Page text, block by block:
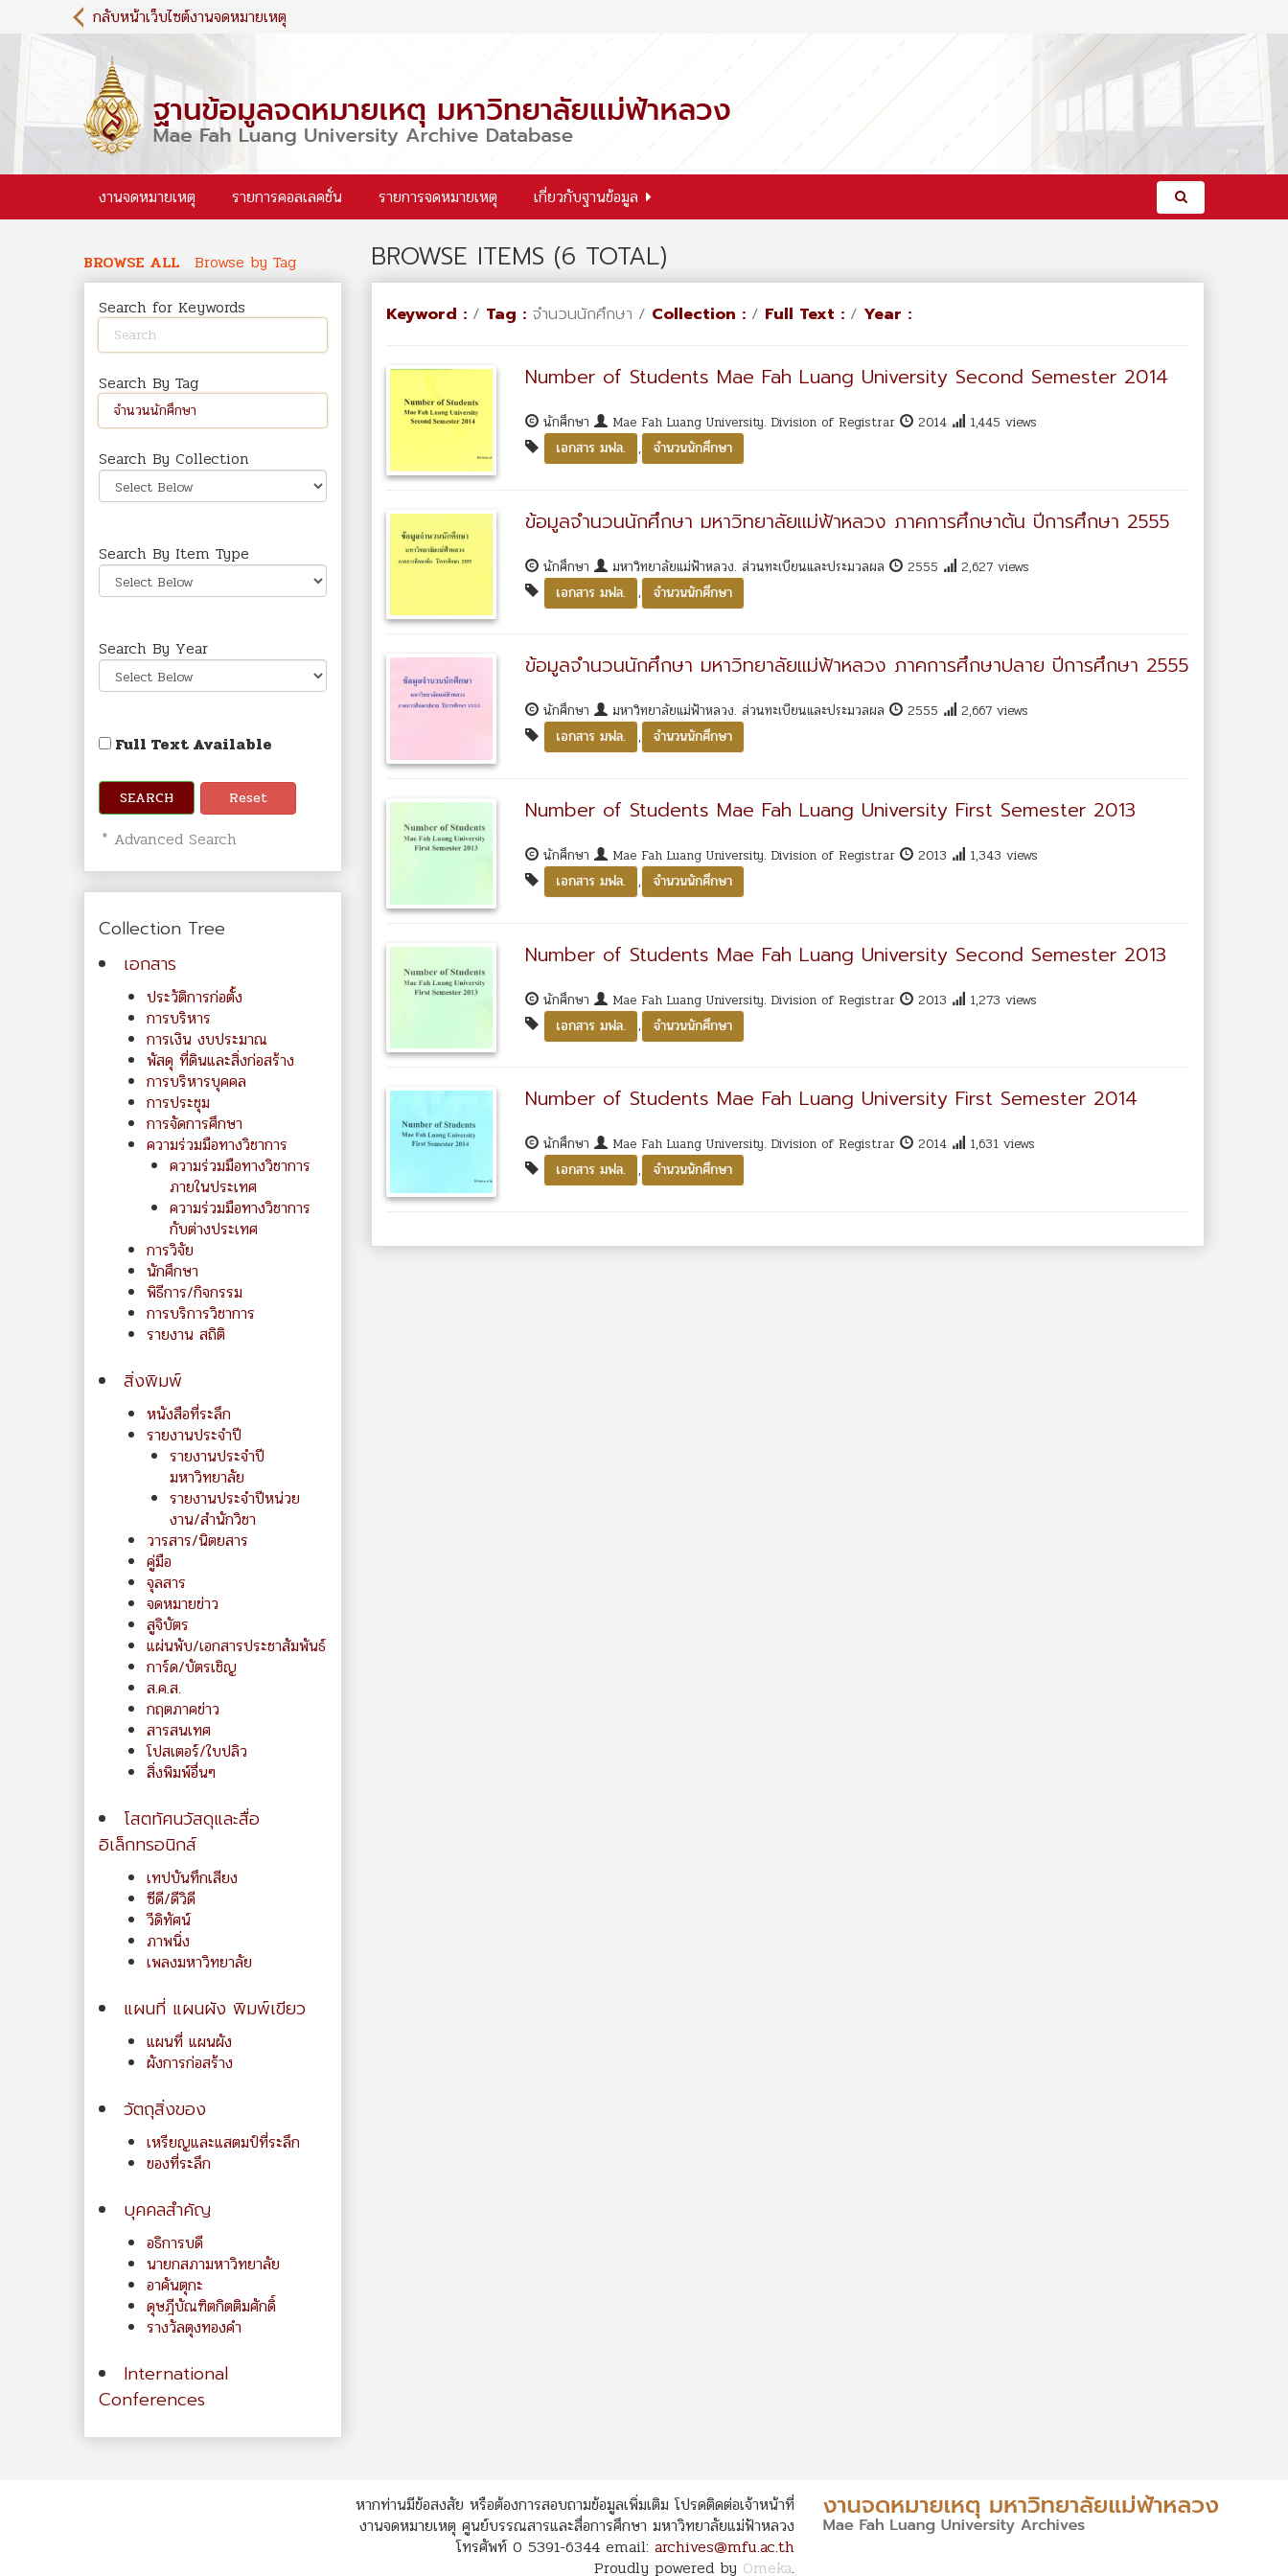
i
c
กลับหน้าเว็บไซต์งานจดหมายเหตุ
งานจดหมายเหตุ รายการคอลเลคชั่น รายการจดหมายเหตุ เกี่ยวกับฐานข้อมูล
BROWSE ALL Browse by Tag BROWSE ITEMS (6 TOTAL)
Search for Keywords
Search By Tag
Search By Collection
Search By Item Type
Search By Year
Full Text Available
SEARCH Reset
* Advanced Search
Collection Tree
เอกสาร
ประวัติการก่อตั้ง
การบริหาร
การเงิน งบประมาณ
พัสดุ ที่ดินและสิ่งก่อสร้าง
การบริหารบุคคล
การประชุม
การจัดการศึกษา
ความร่วมมือทางวิชาการ
ความร่วมมือทางวิชาการ
ภายในประเทศ
ความร่วมมือทางวิชาการ
กับต่างประเทศ
การวิจัย
นักศึกษา
พิธีการ/กิจกรรม
การบริการวิชาการ
รายงาน สถิติ
สิ่งพิมพ์
หนังสือที่ระลึก
รายงานประจำปี
รายงานประจำปี
มหาวิทยาลัย
รายงานประจำปีหน่วย
งาน/สำนักวิชา
วารสาร/นิตยสาร
คู่มือ
จุลสาร
จดหมายข่าว
สูจิบัตร
แผ่นพับ/เอกสารประชาสัมพันธ์
การ์ด/บัตรเชิญ
ส.ค.ส.
กฤตภาคข่าว
สารสนเทศ
โปสเตอร์/ใบปลิว
สิ่งพิมพ์อื่นๆ
โสตทัศนวัสดุและสื่อ
อิเล็กทรอนิกส์
เทปบันทึกเสียง
ซีดี/ดีวิดี
วีดิทัศน์
ภาพนิ่ง
เพลงมหาวิทยาลัย
แผนที่ แผนผัง พิมพ์เขียว
แผนที่ แผนผัง
ผังการก่อสร้าง
วัตถุสิ่งของ
เหรียญและแสตมป์ที่ระลึก
ของที่ระลึก
บุคคลสำคัญ
อธิการบดี
นายกสภามหาวิทยาลัย
อาคันตุกะ
ดุษฎีบัณฑิตกิตติมศักดิ์
รางวัลตุงทองคำ
International
Conferences
Keyword : / Tag : จำนวนนักศึกษา / Collection : / Full Text : / Year :
Number of Students Mae Fah Luang University Second Semester 2014
นักศึกษา Mae Fah Luang University. Division of Registrar 2014
1,445 views
เอกสาร มฟล.
, จำนวนนักศึกษา
ข้อมูลจำนวนนักศึกษา มหาวิทยาลัยแม่ฟ้าหลวง ภาคการศึกษาต้น ปีการศึกษา 2555
นักศึกษา มหาวิทยาลัยแม่ฟ้าหลวง. ส่วนทะเบียนและประมวลผล 2555
2,627 views
เอกสาร มฟล.
, จำนวนนักศึกษา
ข้อมูลจำนวนนักศึกษา มหาวิทยาลัยแม่ฟ้าหลวง ภาคการศึกษาปลาย ปีการศึกษา 2555
นักศึกษา มหาวิทยาลัยแม่ฟ้าหลวง. ส่วนทะเบียนและประมวลผล 2555
2,667 views
เอกสาร มฟล.
, จำนวนนักศึกษา
Number of Students Mae Fah Luang University First Semester 2013
นักศึกษา Mae Fah Luang University. Division of Registrar 2013
1,343 views
เอกสาร มฟล.
, จำนวนนักศึกษา
Number of Students Mae Fah Luang University Second Semester 2013
นักศึกษา Mae Fah Luang University. Division of Registrar 2013
1,273 views
เอกสาร มฟล.
, จำนวนนักศึกษา
Number of Students Mae Fah Luang University First Semester 2014
นักศึกษา Mae Fah Luang University. Division of Registrar 2014
1,631 views
เอกสาร มฟล.
, จำนวนนักศึกษา
หากท่านมีข้อสงสัย หรือต้องการสอบถามข้อมูลเพิ่มเติม โปรดติดต่อเจ้าหน้าที่
งานจดหมายเหตุ ศูนย์บรรณสารและสื่อการศึกษา มหาวิทยาลัยแม่ฟ้าหลวง
โทรศัพท์ 0 5391-6344 email: archives@mfu.ac.th
Proudly powered by Omeka.